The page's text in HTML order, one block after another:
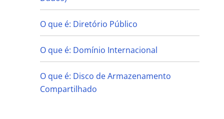
O que é: Diretório Público
O que é: Domínio Internacional
O que é: Disco de Armazenamento
Compartilhado